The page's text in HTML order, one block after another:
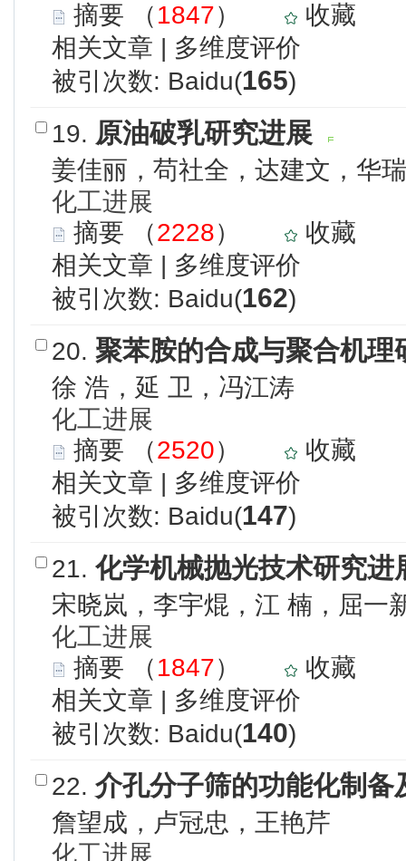
摘要 （1847）
收藏
相关文章 | 多维度评价
被引次数: Baidu(165)
19. 原油破乳研究进展
姜佳丽，苟社全，达建文，华
化工进展
摘要 （2228）
收藏
相关文章 | 多维度评价
被引次数: Baidu(162)
20. 聚苯胺的合成与聚合机理
徐 浩，延 卫，冯江涛
化工进展
摘要 （2520）
收藏
相关文章 | 多维度评价
被引次数: Baidu(147)
21. 化学机械抛光技术研究进
宋晓岚，李宇焜，江 楠，屈一
化工进展
摘要 （1847）
收藏
相关文章 | 多维度评价
被引次数: Baidu(140)
22. 介孔分子筛的功能化制备
詹望成，卢冠忠，王艳芹
化工进展